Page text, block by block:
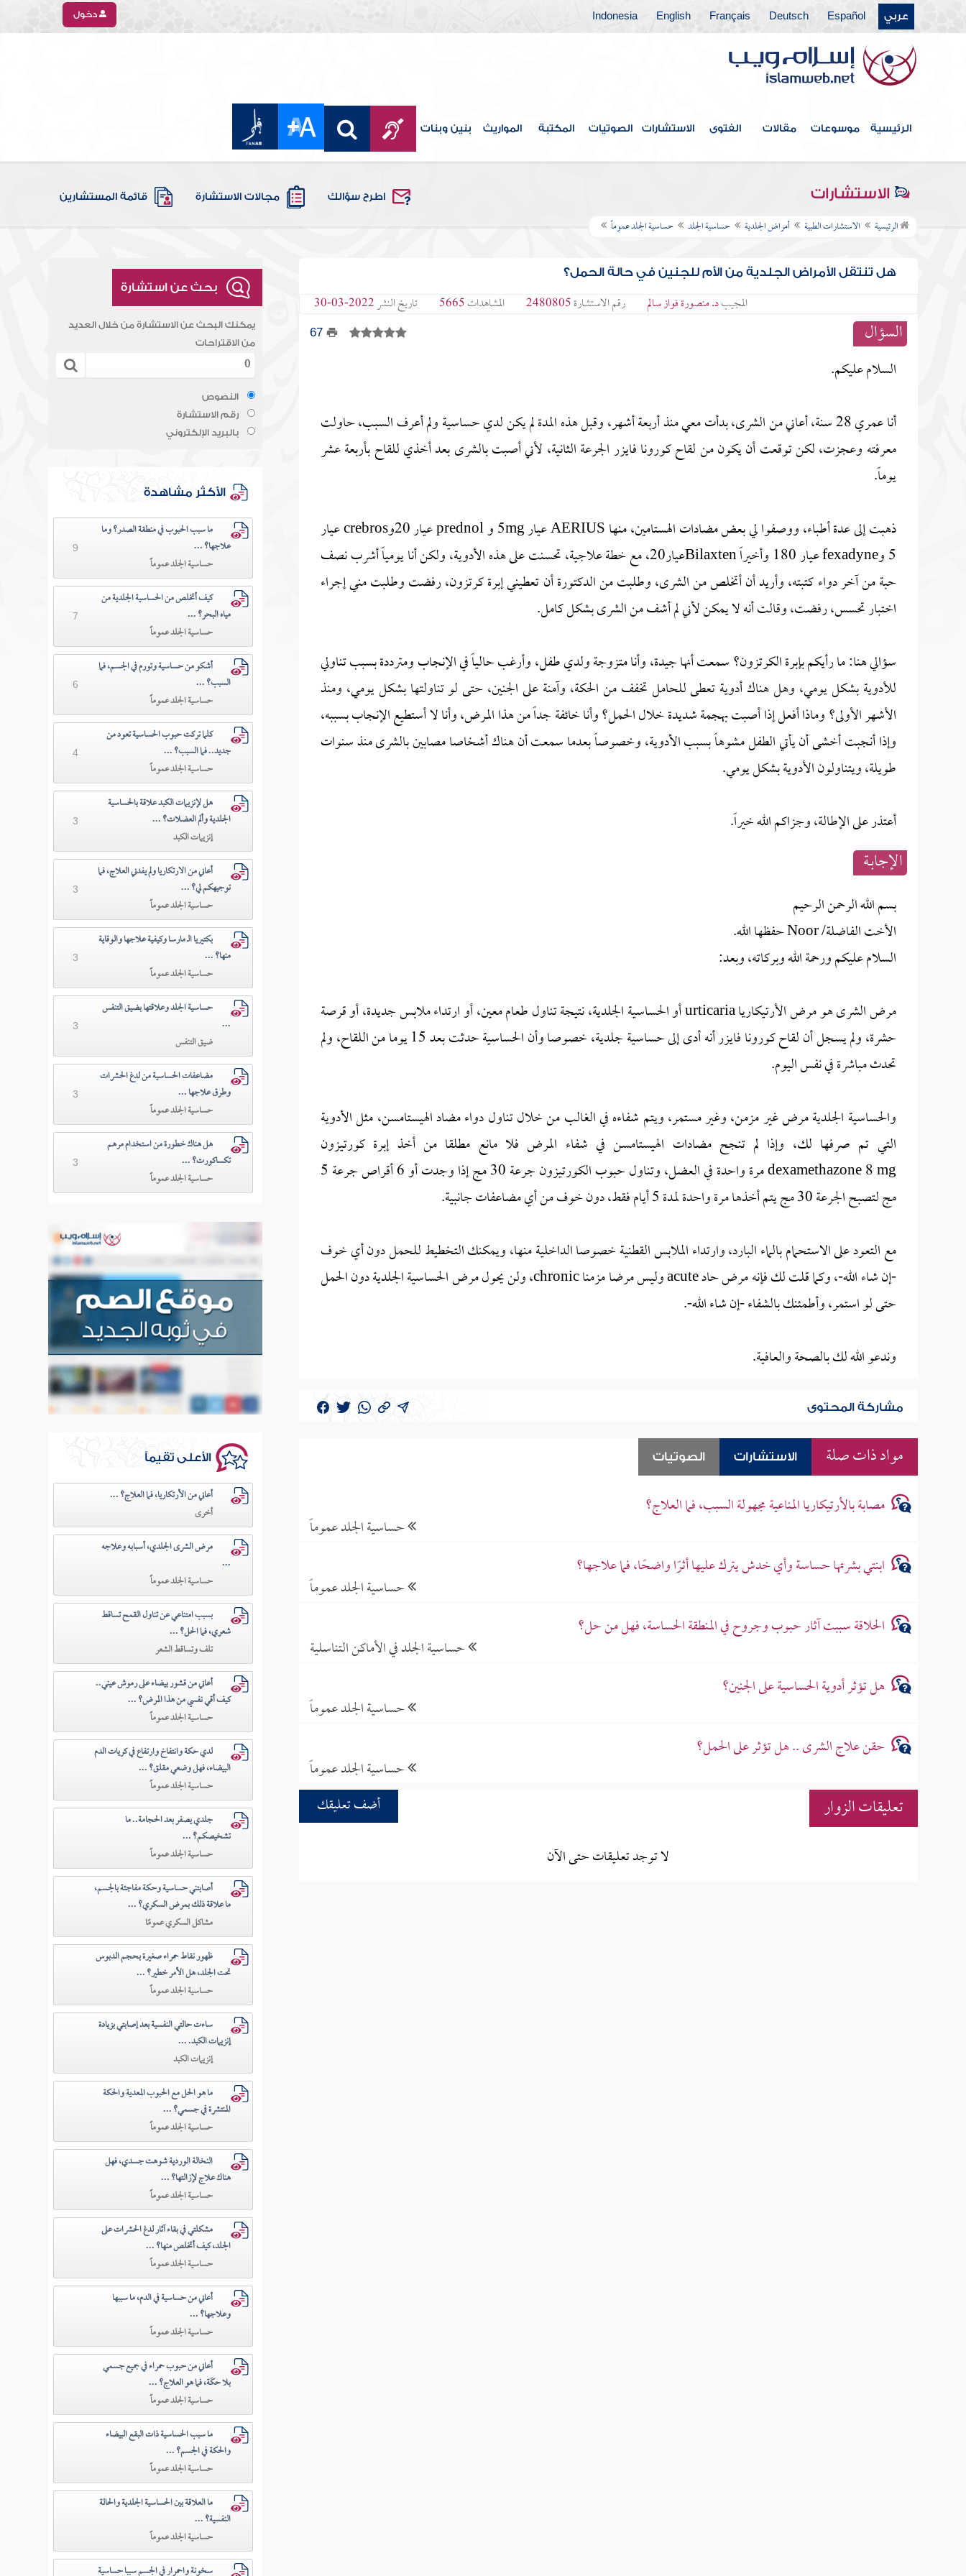
عربي Español
Deutsch
Français
English
Indonesia دخول
الرئيسية موسوعات مقالات الفتوى الاستشارات الصوتيات المكتبة المواريث بنين وبنات
الاستشارات اطرح سؤالك مجالات الاستشارة قائمة المستشارين
الرئيسية الاستشارات الطبية أمراض الجلدية حساسية الجلد حساسية الجلد عموماً
هل تنتقل الأمراض الجلدية من الأم للجنين في حالة الحمل؟
المجيبد. منصورة فواز سالم رقم الاستشارة2480805 المشاهدات5665 تاريخ النشر2022-03-30
السؤال 67
السلام عليكم.
أنا عمري 28 سنة، أعاني من الشرى، بدأت معي منذ أربعة أشهر، وقبل هذه المدة لم يكن لدي حساسية ولم أعرف السبب، حاولت
معرفته وعجزت، لكن توقعت أن يكون من لقاح كورونا فايزر الجرعة الثانية، لأني أصبت بالشرى بعد أخذي للقاح بأربعة عشر
يوماً.
ذهبت إلى عدة أطباء، ووصفوا لي بعض مضادات الهستامين، منها AERIUS عيار 5mg و prednol عيار 20وcrebros عيار
5 وfexadyne عيار 180 وأخيراً Bilaxtenعيار20، مع خطة علاجية، تحسنت على هذه الأدوية، ولكن أنا يومياً أشرب نصف
حبة من آخر دواء كتبته، وأريد أن أتخلص من الشرى، وطلبت من الدكتورة أن تعطيني إبرة كرتزون، رفضت وطلبت مني إجراء
اختبار تحسس، رفضت، وقالت أنه لا يمكن لأني لم أشف من الشرى بشكل كامل.
سؤالي هنا: ما رأيكم بإبرة الكرتزون؟ سمعت أنها جيدة، وأنا متزوجة ولدي طفل، وأرغب حالياً في الإنجاب ومترددة بسبب تناولي
للأدوية بشكل يومي، وهل هناك أدوية تعطى للحامل تخفف من الحكة، وآمنة على الجنين، حتى لو تناولتها بشكل يومي، ومنذ
الأشهر الأولى؟ وماذا أفعل إذا أصبت بهجمة شديدة خلال الحمل؟ وأنا خائفة جداً من هذا المرض، وأنا لا أستطيع الإنجاب بسببه،
وإذا أنجبت أخشى أن يأتي الطفل مشوهاً بسبب الأدوية، وخصوصاً بعدما سمعت أن هناك أشخاصا مصابين بالشرى منذ سنوات
طويلة، ويتناولون الأدوية بشكل يومي.
أعتذر على الإطالة، وجزاكم الله خيراً.
الإجابــة
بسم الله الرحمن الرحيم
الأخت الفاضلة/ Noor حفظها الله.
السلام عليكم ورحمة الله وبركاته، وبعد:
مرض الشرى هو مرض الأرتيكاريا urticaria أو الحساسية الجلدية، نتيجة تناول طعام معين، أو ارتداء ملابس جديدة، أو قرصة
حشرة، ولم يسجل أن لقاح كورونا فايزر أنه أدى إلى حساسية جلدية، خصوصا وأن الحساسية حدثت بعد 15 يوما من اللقاح، ولم
تحدث مباشرة في نفس اليوم.
والحساسية الجلدية مرض غير مزمن، وغير مستمر، ويتم شفاءه في الغالب من خلال تناول دواء مضاد الهيستامسن، مثل الأدوية
التي تم صرفها لك، وإذا لم تنجح مضادات الهيستامسن في شفاء المرض فلا مانع مطلقا من أخذ إبرة كورتيزون
dexamethazone 8 mg مرة واحدة في العضل، وتناول حبوب الكورتيزون جرعة 30 مج إذا وجدت أو 6 أقراص جرعة 5
مج لتصبح الجرعة 30 مج يتم أخذها مرة واحدة لمدة 5 أيام فقط، دون خوف من أي مضاعفات جانبية.
مع التعود على الاستحمام بالماء البارد، وارتداء الملابس القطنية خصوصا الداخلية منها، ويمكنك التخطيط للحمل دون أي خوف
-إن شاء الله-، وكما قلت لك فإنه مرض حاد acute وليس مرضا مزمنا chronic، ولن يحول مرض الحساسية الجلدية دون الحمل
حتى لو استمر، وأطمئنك بالشفاء -إن شاء الله-.
وندعو الله لك بالصحة والعافية.
مشاركة المحتوى
مواد ذات صلة الاستشارات الصوتيات
مصابة بالأرتيكاريا المناعية مجهولة السبب، فما العلاج؟
حساسية الجلد عموماً
ابنتي بشرتها حساسة وأي خدش يترك عليها أثرًا واضحًا، فما علاجها؟
حساسية الجلد عموماً
الحلاقة سببت آثار حبوب وجروح في المنطقة الحساسة، فهل من حل؟
حساسية الجلد في الأماكن التناسلية
هل تؤثر أدوية الحساسية على الجنين؟
حساسية الجلد عموماً
حقن علاج الشرى .. هل تؤثر على الحمل؟
حساسية الجلد عموماً
تعليقات الزوار
أضف تعليقك
لا توجد تعليقات حتى الآن
بحث عن استشارة
يمكنك البحث عن الاستشارة من خلال العديد
من الاقتراحات
النصوص
رقم الاستشارة
بالبريد الإلكتروني
الأكثر مشاهدة
ما سبب الحبوب في منطقة الصدر؟ وما
علاجها؟ ...
حساسية الجلد عموماً
9
كيف أتخلص من الحساسية الجلدية من
مياه البحر؟ ...
حساسية الجلد عموماً
7
أشكو من حساسية وتورم في الجسم، فما
السبب؟ ...
حساسية الجلد عموماً
6
كلما تركت حبوب الحساسية تعود من
جديد.. فما السبب؟ ...
حساسية الجلد عموماً
4
هل لإنزيمات الكبد علاقة بالحساسية
الجلدية وألم العضلات؟ ...
إنزيمات الكبد
3
أعاني من الارتكاريا ولم يفدني العلاج، فما
توجيهكم لي؟ ...
حساسية الجلد عموماً
3
بكتيريا الـ مارسا وكيفية علاجها والوقاية
منها؟ ...
حساسية الجلد عموماً
3
حساسية الجلد وعلاقتها بضيق التنفس
...
ضيق التنفس
3
مضاعفات الحساسية من لدغ الحشرات
وطرق علاجها ...
حساسية الجلد عموماً
3
هل هناك خطورة من استخدام مرهم
تكساكورت؟ ...
حساسية الجلد عموماً
3
الأعلى تقيماً
أعاني من الأرتكاريا، فما العلاج؟ ...
أخرى
مرض الشرى الجلدي، أسبابه وعلاجه
...
حساسية الجلد عموماً
بسبب امتناعي عن تناول القمح تساقط
شعري، فما الحل؟ ...
تلف وتساقط الشعر
أعاني من قشور بيضاء على رموش عيني..
كيف أقي نفسي من هذا المرض؟ ...
حساسية الجلد عموماً
لدي حكة وانتفاخ وارتفاع في كريات الدم
البيضاء، فهل وضعي مقلق؟ ...
حساسية الجلد عموماً
جلدي يصفر بعد الحجامة.. ما
تشخيصكم؟ ...
حساسية الجلد عموماً
أصابتني حساسية وحكة مفاجئة بالجسم،
ما علاقة ذلك بمرض السكري؟ ...
مشاكل السكري عمومًا
ظهور نقاط حمراء صغيرة بحجم الدبوس
تحت الجلد، هل الأمر خطير؟ ...
حساسية الجلد عموماً
ساءت حالتي النفسية بعد إصابتي بزيادة
إنزيمات الكبد. ...
إنزيمات الكبد
ما هو الحل مع الحبوب المعدية والحكة
المنتشرة في جسمي؟ ...
حساسية الجلد عموماً
النخالة الوردية شوهت جسدي، فهل
هناك علاج لإزالتها؟ ...
حساسية الجلد عموماً
مشكلتي في بقاء آثار لدغ الحشرات على
الجلد، كيف أتخلص منها؟ ...
حساسية الجلد عموماً
أعاني من حساسية في الدم، ما سببها
وعلاجها؟ ...
حساسية الجلد عموماً
أعاني من حبوب حمراء في جميع جسمي
بلا حكَة، فما هو العلاج؟ ...
حساسية الجلد عموماً
ما سبب الحساسية ذات البقع البيضاء
والحكة في الجسم؟ ...
حساسية الجلد عموماً
ما العلاقة بين الحساسية الجلدية والحالة
النفسية؟ ...
حساسية الجلد عموماً
سخونة واحمرار في الجسم سببا حساسية